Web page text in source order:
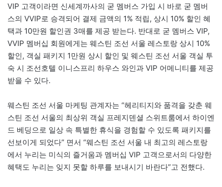
VIP 고객이라면 신세계까사의 굳 멤버스 가입 시 바로 굳 멤버
스의 VVIP로 승격되어 결제 금액의 1% 적립, 상시 10% 할인 혜
택과 10만원 할인권 3매를 제공 받는다. 반대로 굳 멤버스 VIP,
VVIP 멤버십 회원에게는 웨스틴 조선 서울 레스토랑 상시 10%
할인, 객실 패키지 1만원 상시 할인 및 웨스틴 조선 서울 객실 투
숙 시 조선호텔 이니스프리 하우스 와인과 VIP 어메니티를 제공
받을 수 있다.
웨스틴 조선 서울 마케팅 관계자는 “헤리티지와 품격을 갖춘 웨
스틴 조선 서울의 최상위 객실 프레지덴셜 스위트룸에서 하이엔
드 베딩으로 일상 속 특별한 휴식을 경험할 수 있도록 패키지를
선보이게 되었다” 면서 “웨스틴 조선 서울 내 최고의 레스토랑
에서 누리는 미식의 즐거움과 멤버십 VIP 고객으로서의 다양한
혜택도 누리는 잊지 못할 하루를 보내시기 바란다”고 전했다.